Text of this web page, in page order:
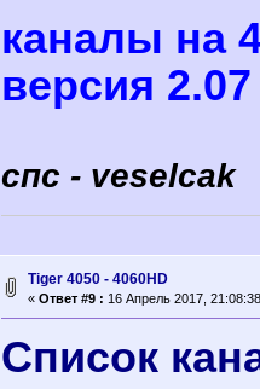
каналы на
версия 2.07
спс - veselcak
Tiger 4050 - 4060HD
« Ответ #9 : 16 Апрель 2017,
Список